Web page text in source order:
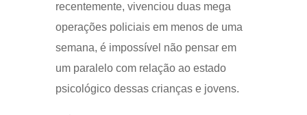
recentemente, vivenciou duas mega
operações policiais em menos de uma
semana, é impossível não pensar em
um paralelo com relação ao estado
psicológico dessas crianças e jovens.